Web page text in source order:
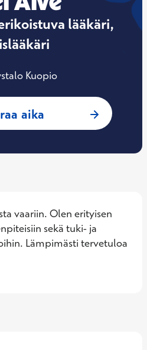
lääkäri,
Kuopio
aika : Joel Alve,
vaariin. Olen erityisen
sekä tuki- ja
Lämpimästi tervetuloa